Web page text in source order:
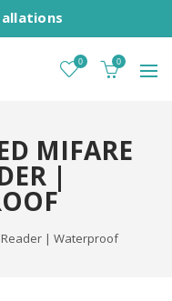
0 0
MIFARE
|
| Waterproof